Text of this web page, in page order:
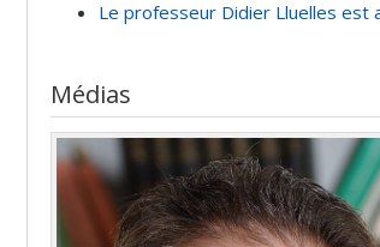
Le professeur Didier Lluelles est
Médias